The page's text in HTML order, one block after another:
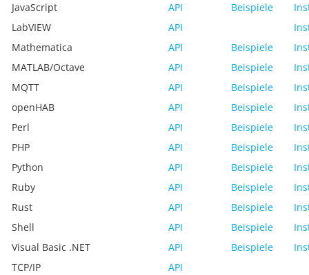
JavaScript
API Beispiele
LabVIEW
API
Mathematica
API Beispiele
MATLAB/Octave
API Beispiele
MQTT
API Beispiele
openHAB
API Beispiele
Perl
API Beispiele
PHP
API Beispiele
Python
API Beispiele
Ruby
API Beispiele
Rust
API Beispiele
Shell
API Beispiele
Visual Basic .NET
API Beispiele
TCP/IP
API